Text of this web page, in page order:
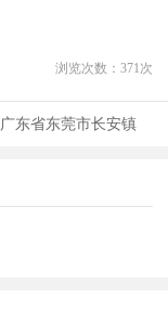
浏览次数： 371 次
广东省东莞市长安镇